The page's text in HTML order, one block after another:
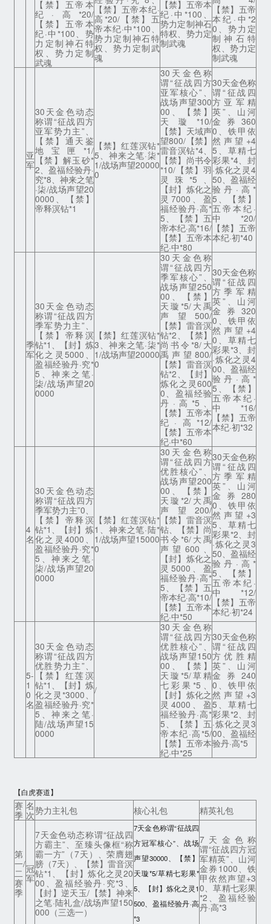
【禁】五帝本
纪·高*20/
【禁】五帝本
纪·中*100、势
力定制神石特
权、势力定制
武魂
【禁】五帝本纪·
高*20/【禁】五
帝本纪·中*100、
势力定制神石特
权、势力定制武
魂
【禁】五帝本
纪·中*100、
势力定制神石
特权、势力定
制武魂
【禁】五帝
本纪·中*2
0、势力定
制神石特
权、势力定
制武魂
亚
军
30天金色动态
称谓“征战四方
亚军势力主”、
【禁】通天鉴
地宝匣*1/
【禁】解玉砂*
2、盈福经验丹·
究*8、神来之笔
·柒/战场声望20
0000、【禁】
帝释溟钻*1
【禁】红莲溟钻*
5、神来之笔·柒*
1/战场声望20000
0
30天金色称
谓“征战四方
亚军核心”、
战场声望300
00、【禁】
天璇*10/
【禁】天域声
望800/【禁】
雷音溟钻*4、
【禁】尚书令
*10/【禁】羽
灵珠*5、
【封】炼化之
灵7000、盈
福经验丹·高*
5、【禁】五
帝本纪·高*16/
【禁】五帝本
纪·中*80
30天金色称
谓“征战四
方亚军精
英”、山河
金券360
0、铁甲依
然声望+4
5、草精七
彩果*4、封
·炼化之灵4
50、盈福经
验丹·高*
5、【禁】
五帝本纪·
中*20/
【禁】五帝
本纪·初*40
季
军
30天金色动态
称谓“征战四方
季军势力主”、
【禁】帝释溟
钻*1、【封】炼
化之灵5000、
盈福经验丹·究*
5、神来之笔·
柒/战场声望20
0000
【禁】红莲溟钻*
3、神来之笔·柒*
1/战场声望20000
0
30天金色称
谓“征战四方
季军核心”、
战场声望250
00、【禁】
天璇*5/大禹
声望500/
【禁】雷音溟
钻*2、【禁】
尚书令*8/大
禹声望800/
【禁】雷音溟
钻*2、【封】
炼化之灵600
0、盈福经验
丹·高*5、
【禁】五帝本
纪·高*12/
【禁】五帝本
纪·中*60
30天金色称
谓“征战四
方季军精
英”、山河
金券320
0、铁甲依
然声望+4
0、草精七
彩果*3、封
·炼化之灵4
00、盈福经
验丹·高*
5、【禁】
五帝本纪·
中*16/
【禁】五帝
本纪·初*32
4
名
30天金色动态
称谓“征战四方
季军势力主”0、
【禁】帝释溟
钻*1、【封】炼
化之灵4000、
盈福经验丹·究*
5、神来之笔·
柒/战场声望20
0000
【禁】红莲溟钻*
1、神来之笔·陆*
1/战场声望15000
0
30天金色称
谓“征战四方
优胜核心”、
战场声望200
00、【禁】
天璇*2/大禹
声望200/
【禁】雷音溟
钻、【禁】尚
书令*6/大禹
声望600、
【封】炼化之
灵5000、盈
福经验丹·高*
5、【禁】五
帝本纪·高*10/
【禁】五帝本
纪·中*50
30天金色称
谓“征战四
方季军精
英”、山河
金券280
0、铁甲依
然声望+3
5、草精七
彩果*2、封
·炼化之灵3
50、盈福经
验丹·高*
5、【禁】
五帝本纪·
中*12/
【禁】五帝
本纪·初*24
5-
1
0
名
30天金色动态
称谓“征战四方
优胜势力主”、
【禁】红莲溟
钻*1、【封】炼
化之灵*3000、
盈福经验丹·究*
5、神来之笔·
陆/战场声望15
0000
/
30天金色称
谓“征战四方
优胜核心”、
战场声望150
00、【禁】
天璇*5/草精
七彩果*5、
【封】炼化之
灵4000、盈
福经验丹·高*
5、【禁】五
帝本纪·高*5/
【禁】五帝本
纪·中*25
30天金色称
谓“征战四
方优胜精
英”、山河
金券240
0、铁甲依
然声望+3
5、草精七
彩果*2、封
·炼化之灵3
00、盈福经
验丹·高*5
【白虎赛道】
赛
季
名
次势力主礼包 核心礼包 精英礼包
第
一/
二
赛
季
冠
军
7天金色动态称谓“征战四
方霸主”、至臻头像框“称
霸一方”（7天）、荣膺翅
膀（7天）、【禁】雷音溟
钻*1、【封】炼化之灵20
00、盈福经验丹·究*3、
【封】逆天玉/【禁】神来
之笔·陆礼盒/战场声望150
000（三选一）
7天金色称谓“征战四
方冠军核心”、战场
声望30000、【禁】
天璇*5/草精七彩果*
5、【封】炼化之灵1
500、盈福经验丹·高
*3
7天金色称
谓“征战四方冠
军精英”、山河
金券1000、铁
甲依然声望+3
0、草精七彩果
*2、盈福经验
丹·高*3